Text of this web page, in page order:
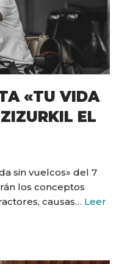
«TU VIDA
EL
sin vuelcos» del 7
los conceptos
causas… Leer